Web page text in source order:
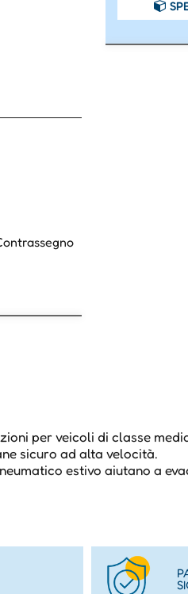
per veicoli di classe
sicuro ad alta velocità.
estivo aiutano a